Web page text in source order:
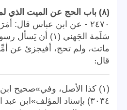
(٨) باب الحج عن الميت الذي لم يحج
٢٤٧٠ - عن ابن عباس قال:
سَلَمة الجَهني (١) أن
ماتت، ولم تحج، أفيجزئ عن
قال:
٣٠٣٤) بإسناد المؤلف»ابن